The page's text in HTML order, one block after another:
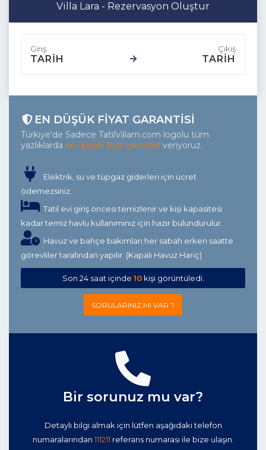
Villa Lara - Rezervasyon Oluştur
TARİH TARİH
EN DÜŞÜK FIYAT GARANTISI
Türkiye'de Sadece TatilVillam.com logolu tüm
yazlıklarda en düşük fiyat garantisi veriyoruz.
Elektrik, su ve tüpgaz giderleri için ücret
ödemezsiniz.
Tatil evi giriş öncesi temizlenir ve kişi kapasitesi
kadar temiz havlu kullanımınız için hazır bulundurulur.
Havuz ve bahçe bakımları her sabah erken saatte
görevliler tarafından yapılır. (Kapalı Havuz Hariç)
Son 24 saat içinde 10kişi görüntüledi.
SORULARINIZ MI VAR ?
Bir sorunuz mu var?
Detaylı bilgi almak için lütfen aşağıdaki telefon
numaralarından111211 referans numarası ile bize ulaşın.